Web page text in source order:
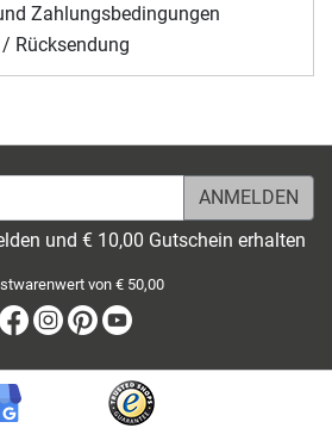
Zahlungsbedingungen
Rücksendung
und € 10,00 Gutschein erhalten
von € 50,00
Facebook
Instagram
Pinterest